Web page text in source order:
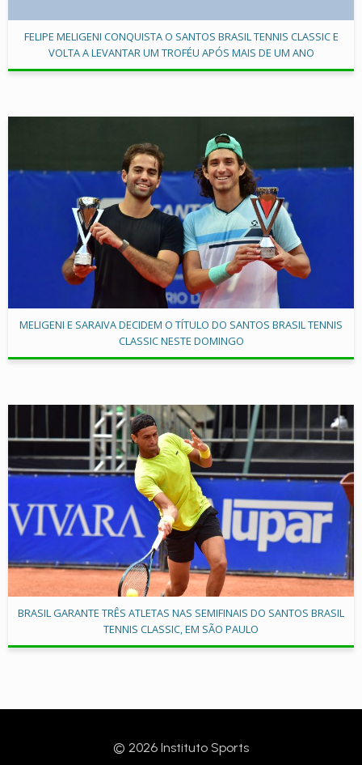
FELIPE MELIGENI CONQUISTA O SANTOS BRASIL TENNIS CLASSIC E
VOLTA A LEVANTAR UM TROFÉU APÓS MAIS DE UM ANO
MELIGENI E SARAIVA DECIDEM O TÍTULO DO SANTOS BRASIL TENNIS
CLASSIC NESTE DOMINGO
BRASIL GARANTE TRÊS ATLETAS NAS SEMIFINAIS DO SANTOS BRASIL
TENNIS CLASSIC, EM SÃO PAULO
© 2026 Instituto Sports